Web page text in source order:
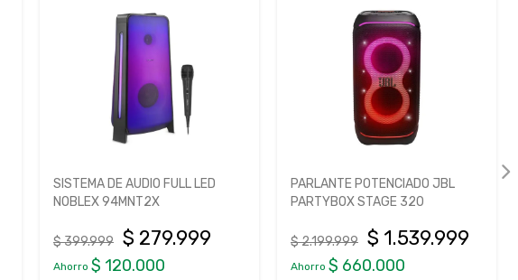
SISTEMA DE AUDIO FULL LED
NOBLEX 94MNT2X
$ 399.999 $ 279.999
Ahorro $ 120.000
PARLANTE POTENCIADO JBL
PARTYBOX STAGE 320
$ 2.199.999 $ 1.539.999
Ahorro $ 660.000